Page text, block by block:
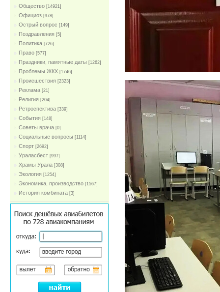
Общество [14921]
Официоз [978]
Острый вопрос [149]
Поздравления [5]
Политика [726]
Право [577]
Праздники, памятные даты [1262]
Проблемы ЖКХ [1746]
Проиcшествия [2323]
Реклама [21]
Религия [204]
Ретроспектива [339]
События [148]
Советы врача [0]
Социальные вопросы [1114]
Спорт [2692]
Ураласбест [997]
Храмы Урала [308]
Экология [1254]
Экономика, производство [1567]
История комбината [3]